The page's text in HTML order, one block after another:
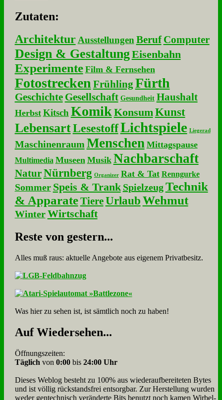
Zu­ta­ten:
Architektur Ausstellungen Beruf Computer
Design & GestaltungEisenbahn
Experimente Film & Fernsehen
Fotostrecken Frühling Fürth
Geschichte Gesellschaft Gesundheit Haushalt
Herbst Kitsch KomikKonsumKunst
LebensartLesestoffLichtspiele Liegerad
Maschinenraum Menschen Mittagspause
Multimedia Museen Musik Nachbarschaft
NaturNürnberg Organizer Rat & Tat Renngurke
Sommer Speis & Trank Spielzeug Technik
& Apparate Tiere UrlaubWehmut
Winter Wirtschaft
Re­ste von ge­stern...
Alles muß raus: aktuelle An­ge­bo­te aus eigenem Privatbesitz.
Was hier zu sehen ist, ist sämt­lich noch zu haben!
Auf Wie­der­se­hen...
Öffnungszeiten:
Täglich von 0:00bis 24:00 Uhr
Dieses Weblog besteht zu 100% aus wie­der­auf­bereite­ten Bytes
und ist völlig rück­stands­frei ent­sorg­bar. Zur Herstellung wurden
weder gen­tech­nisch veränderte Bits benutzt noch kamen Wir­bel­